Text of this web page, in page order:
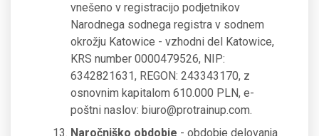
vnešeno v registracijo podjetnikov
Narodnega sodnega registra v sodnem
okrožju Katowice - vzhodni del Katowice,
KRS number 0000479526, NIP:
6342821631, REGON: 243343170, z
osnovnim kapitalom 610.000 PLN, e-
poštni naslov: biuro@protrainup.com.
Naročniško obdobje - obdobje delovanja